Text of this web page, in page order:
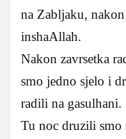
na Zabljaku,
inshaAllah.
Nakon zavrsetka
smo jedno sjelo i
radili na gasulhani.
Tu noc druzili smo